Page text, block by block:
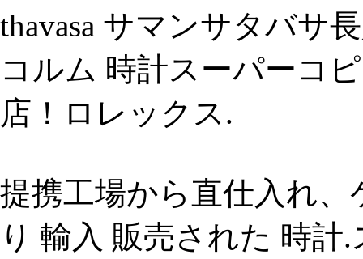
thavasa サマンサタバサ
コルム 時計スーパーコ
店！ロレックス.
提携工場から直仕入れ、
り 輸入 販売された 時計